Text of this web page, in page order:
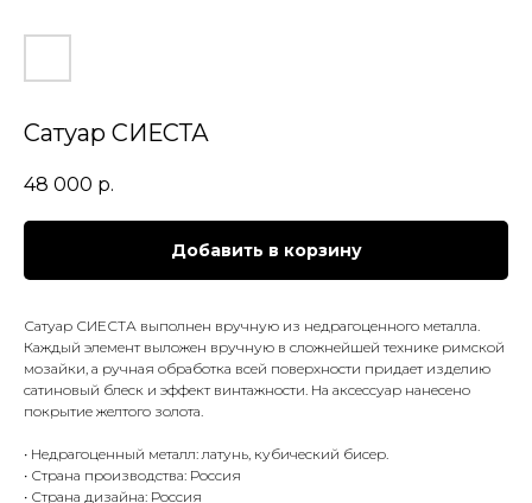
Сатуар СИЕСТА
48 000 р.
Добавить в корзину
Сатуар СИЕСТА выполнен вручную из недрагоценного металла.
Каждый элемент выложен вручную в сложнейшей технике римской
мозайки, а ручная обработка всей поверхности придает изделию
сатиновый блеск и эффект винтажности. На аксессуар нанесено
покрытие желтого золота.
• Недрагоценный металл: латунь, кубический бисер.
• Страна производства: Россия
• Страна дизайна: Россия